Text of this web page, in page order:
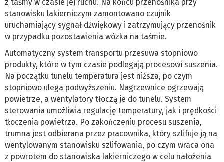
z taśmy w czasie jej ruchu. Na końcu przenośnika przy
stanowisku lakierniczym zamontowano czujnik
uruchamiający sygnał dźwiękowy i zatrzymujący przenośnik
w przypadku pozostawienia wózka na taśmie.
Automatyczny system transportu przesuwa stopniowo
produkty, które w tym czasie podlegają procesowi suszenia.
Na początku tunelu temperatura jest niższa, po czym
stopniowo ulega podwyższeniu. Nagrzewnice ogrzewają
powietrze, a wentylatory tłoczą je do tunelu. System
sterowania umożliwia regulację temperatury, jak i prędkości
tłoczenia powietrza. Po zakończeniu procesu suszenia,
trumna jest odbierana przez pracownika, który szlifuje ją na
wentylowanym stanowisku szlifowania, po czym wraca ona
z powrotem do stanowiska lakierniczego w celu nałożenia